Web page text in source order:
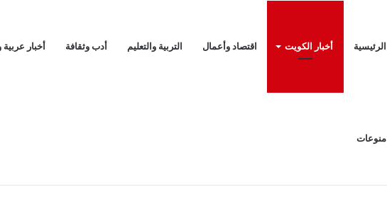
الرئيسية أخبار الكويت اقتصاد وأعمال التربية والتعليم أدب وثقافة أخبار عربية
منوعات